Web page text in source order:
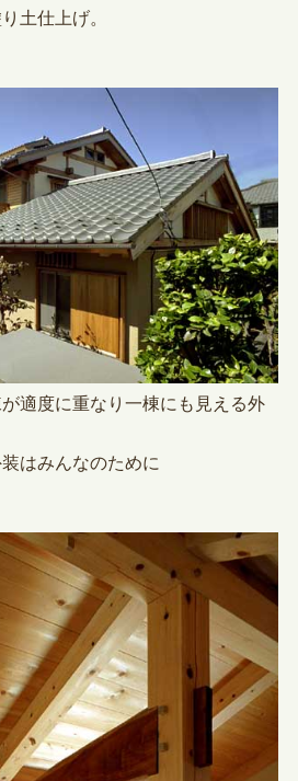
土仕上げ。
適度に重なり一棟にも見える外
はみんなのために